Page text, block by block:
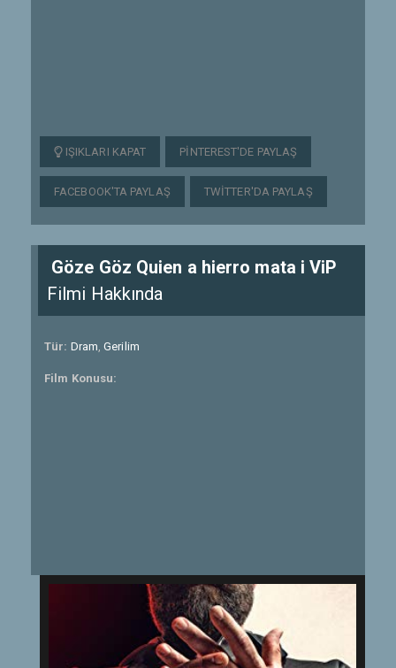
IŞIKLARI KAPAT PINTEREST'DE PAYLAŞ
FACEBOOK'TA PAYLAŞ TWITTER'DA PAYLAŞ
Göze Göz Quien a hierro mata i ViP
Filmi Hakkında
Tür: Dram,Gerilim
Film Konusu: